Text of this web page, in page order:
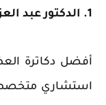
1. الدكتور عبد العزيز محمد المعاوي:
أفضل دكاترة
استشاري متخصص